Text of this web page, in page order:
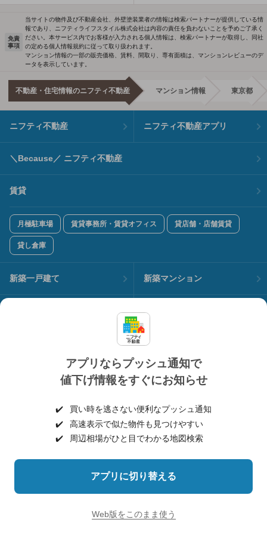
アプリならプッシュ通知で
値下げ情報をすぐにお知らせ
✔️
買い時を逃さない便利なプッシュ通知
✔️
高速表示で似た物件も見つけやすい
✔️
周辺相場がひと目でわかる地図検索
アプリに切り替える
Web版をこのまま使う
免責
事項
当サイトの物件及び不動産会社、外壁塗装業者の情報は検索パートナーが提供している情
報であり、ニフティライフスタイル株式会社は内容の責任を負わないことを予めご了承く
ださい。本サービス内でお客様が入力される個人情報は、検索パートナーが取得し、同社
の定める個人情報規約に従って取り扱われます。
マンション情報の一部の販売価格、賃料、間取り、専有面積は、マンションレビューのデ
ータを表示しています。
不動産・住宅情報のニフティ不動産 マンション情報 東京都
ニフティ不動産 ニフティ不動産アプリ
＼Because／ ニフティ不動産
賃貸
月極駐車場 賃貸事務所・賃貸オフィス 貸店舗・店舗賃貸
貸し倉庫
新築一戸建て 新築マンション
中古マンション
不動産売却
引越し見積もり
カードローン
不動産会社情報 マンション情報